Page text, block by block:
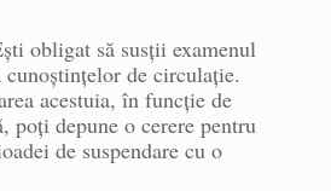
obligat să susții examenul
cunoștințelor de circulație.
acestuia, în funcție de
poți depune o cerere pentru
de suspendare cu o